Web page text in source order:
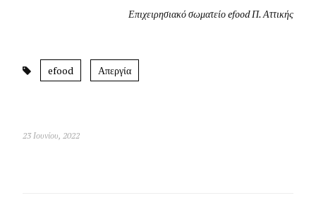
Επιχειρησιακό σωματείοefoodΠ. Αττικής
efood Απεργία
23 Ιουνίου, 2022